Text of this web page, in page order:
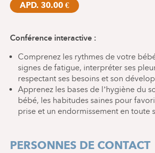
APD. 30.00 €
Conférence interactive :
Comprenez les rythmes de votre
signes de fatigue, interpréter ses
respectant ses besoins et son
Apprenez les bases de l’hygiène du
bébé, les habitudes saines pour
prise et un endormissement en toute
PERSONNES DE CONTACT